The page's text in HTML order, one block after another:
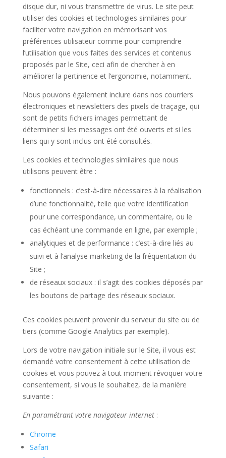
disque dur, ni vous transmettre de virus. Le site peut
utiliser des cookies et technologies similaires pour
faciliter votre navigation en mémorisant vos
préférences utilisateur comme pour comprendre
l’utilisation que vous faites des services et contenus
proposés par le Site, ceci afin de chercher à en
améliorer la pertinence et l’ergonomie, notamment.
Nous pouvons également inclure dans nos courriers
électroniques et newsletters des pixels de traçage, qui
sont de petits fichiers images permettant de
déterminer si les messages ont été ouverts et si les
liens qui y sont inclus ont été consultés.
Les cookies et technologies similaires que nous
utilisons peuvent être :
fonctionnels : c’est-à-dire nécessaires à la réalisation
d’une fonctionnalité, telle que votre identification
pour une correspondance, un commentaire, ou le
cas échéant une commande en ligne, par exemple ;
analytiques et de performance : c’est-à-dire liés au
suivi et à l’analyse marketing de la fréquentation du
Site ;
de réseaux sociaux : il s’agit des cookies déposés par
les boutons de partage des réseaux sociaux.
Ces cookies peuvent provenir du serveur du site ou de
tiers (comme Google Analytics par exemple).
Lors de votre navigation initiale sur le Site, il vous est
demandé votre consentement à cette utilisation de
cookies et vous pouvez à tout moment révoquer votre
consentement, si vous le souhaitez, de la manière
suivante :
En paramétrant votre navigateur internet:
Chrome
Safari